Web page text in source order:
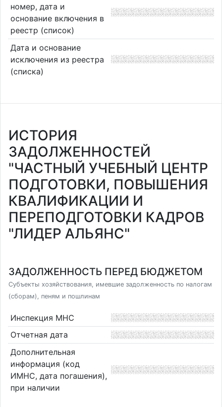
номер, дата и
основание включения в
реестр (список)
Дата и основание
исключения из реестра
(списка)
ИСТОРИЯ
ЗАДОЛЖЕННОСТЕЙ
"ЧАСТНЫЙ УЧЕБНЫЙ ЦЕНТР
ПОДГОТОВКИ, ПОВЫШЕНИЯ
КВАЛИФИКАЦИИ И
ПЕРЕПОДГОТОВКИ КАДРОВ
"ЛИДЕР АЛЬЯНС"
ЗАДОЛЖЕННОСТЬ ПЕРЕД БЮДЖЕТОМ
Субъекты хозяйствования, имевшие задолженность по налогам
(сборам), пеням и пошлинам
Инспекция МНС
Отчетная дата
Дополнительная
информация (код
ИМНС, дата погашения),
при наличии